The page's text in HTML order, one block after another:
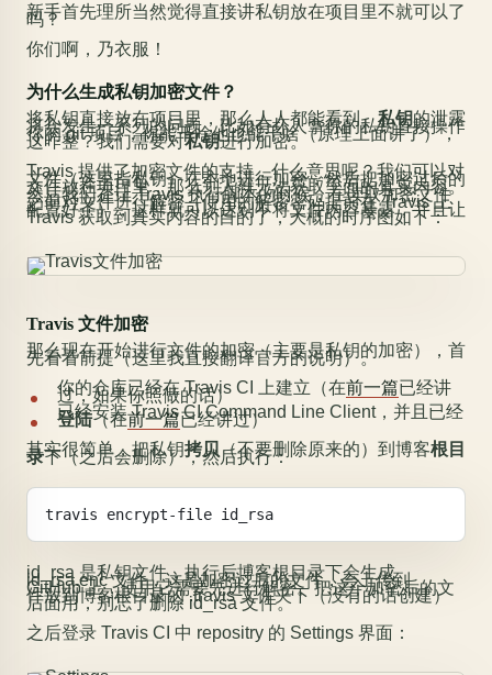
新手首先理所当然觉得直接讲私钥放在项目里不就可以了
吗？
你们啊，乃衣服！
为什么生成私钥加密文件？
将私钥直接放在项目里，那么人人都能看到。私钥的泄露
将会发生一系列的问题，比如有坏人拿你的私钥直接操作
你的 git 项目，你能干啥他也能干啥（原理上面讲了），
这咋整？我们需要对私钥进行加密。
Travis 提供了加密文件的支持，什么意思呢？我们可以对
文件（这里指私钥）在本地进行加密，然后把加密过后的
文件放在项目里，那么别人就无法获取里面的真实内容。
然后我们在让 Travis 执行脚本的时候，在读取加密文件
之前对文件进行解密（使用的解密密码提前在 Travis 上
配置好了），这样就可以达到不将文件内容暴露，并且让
Travis 获取到真实内容的目的了，大概的时序图如下：
Travis 文件加密
那么现在开始进行文件的加密（主要是私钥的加密），首
先看看前提（这里我直接翻译官方的说明）。
你的仓库已经在 Travis CI 上建立（在前一篇已经讲
过，如果你照做的话）
已经安装 Travis CI Command Line Client，并且已经
登陆（在前一篇已经讲过）
其实很简单，把私钥拷贝 （不要删除原来的）到博客根目
录下（之后会删除），然后执行：
travis encrypt-file id_rsa
id_rsa 是私钥文件，执行后博客根目录下会生成
id_rsa.enc 文件，这是加密过后的文件，会上传到
GitHub 上，使用它需要先进行解密。把这个加密后的文
件放到博客根目录的 .travis 文件夹下（没有的话创建）
后面用，别忘了删除 id_rsa 文件。
之后登录 Travis CI 中 repositry 的 Settings 界面：